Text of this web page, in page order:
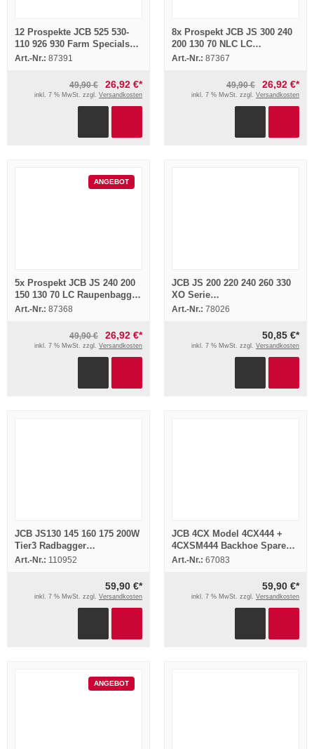
12 Prospekte JCB 525 530-
110 926 930 Farm Specials
Teleskopen Stapler 1990-95
Art.-Nr.: 87391
49,90 € 26,92 €*
inkl. 7 % MwSt. zzgl. Versandkosten
8x Prospekt JCB JS 300 240
200 130 70 NLC LC
Raupenbagger 1995
Art.-Nr.: 87367
49,90 € 26,92 €*
inkl. 7 % MwSt. zzgl. Versandkosten
ANGEBOT
5x Prospekt JCB JS 240 200
150 130 70 LC Raupenbagger
1996
Art.-Nr.: 87368
49,90 € 26,92 €*
inkl. 7 % MwSt. zzgl. Versandkosten
JCB JS 200 220 240 260 330
XO Serie
Schulungshandbuch 1999
Art.-Nr.: 78026
50,85 €*
inkl. 7 % MwSt. zzgl. Versandkosten
JCB JS130 145 160 175 200W
Tier3 Radbagger
Betriebsanleitung
Art.-Nr.: 110952
59,90 €*
inkl. 7 % MwSt. zzgl. Versandkosten
JCB 4CX Model 4CX444 +
4CXSM444 Backhoe Spare
Parts List Catalog image
Art.-Nr.: 67083
59,90 €*
inkl. 7 % MwSt. zzgl. Versandkosten
ANGEBOT